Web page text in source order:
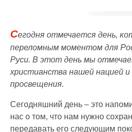
Сегодня отмечается день,
переломным моментом для
Руси. В этот день мы
христианства нашей нацией и
просвещения.
Сегодняшний день – это
нас о том, что нам нужно
передавать его следующим